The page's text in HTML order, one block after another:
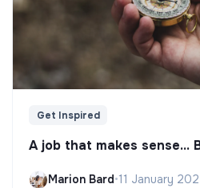
Get Inspired
A job that makes sense...
Marion Bard•11 January